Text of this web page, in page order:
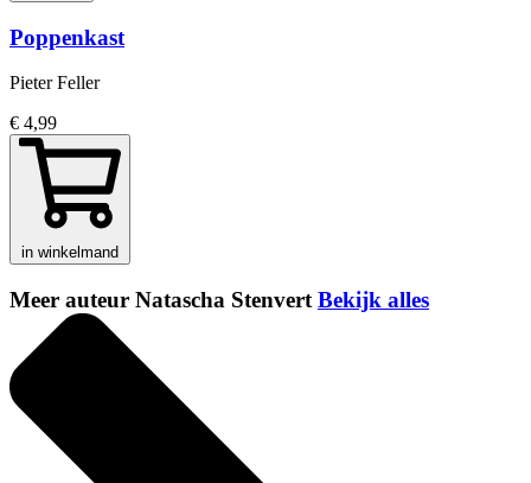
Poppenkast
Pieter Feller
€ 4,99
in winkelmand
Meer auteur Natascha Stenvert Bekijk alles